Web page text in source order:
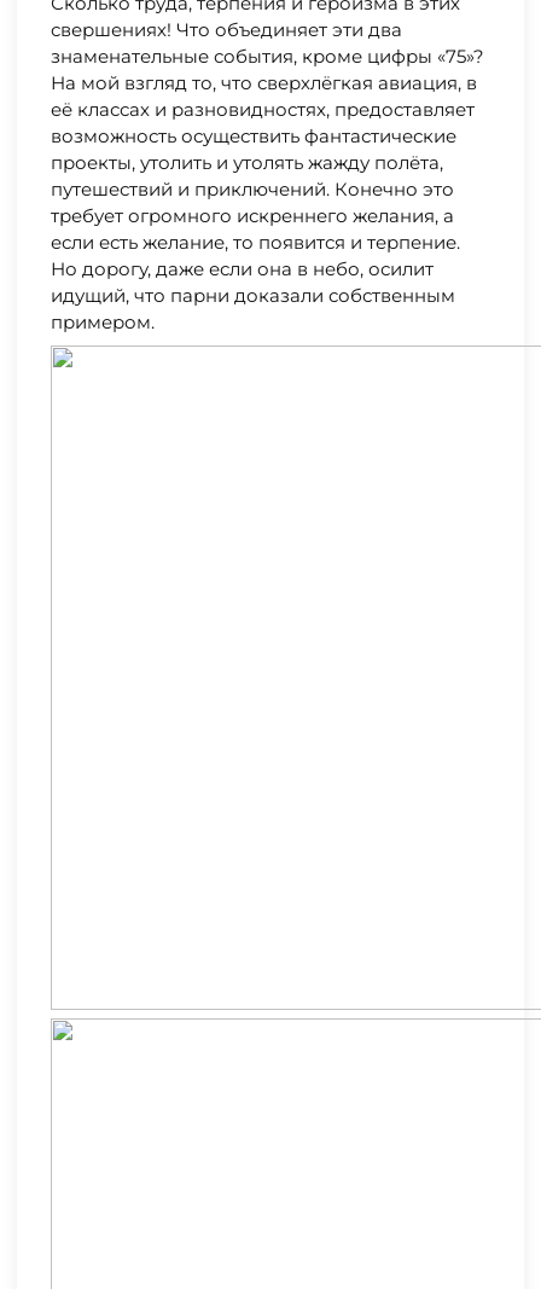
свершениях! Что объединяет эти два
знаменательные события, кроме цифры «75»?
На мой взгляд то, что сверхлёгкая авиация, в
её классах и разновидностях, предоставляет
возможность осуществить фантастические
проекты, утолить и утолять жажду полёта,
путешествий и приключений. Конечно это
требует огромного искреннего желания, а
если есть желание, то появится и терпение.
Но дорогу, даже если она в небо, осилит
идущий, что парни доказали собственным
примером.